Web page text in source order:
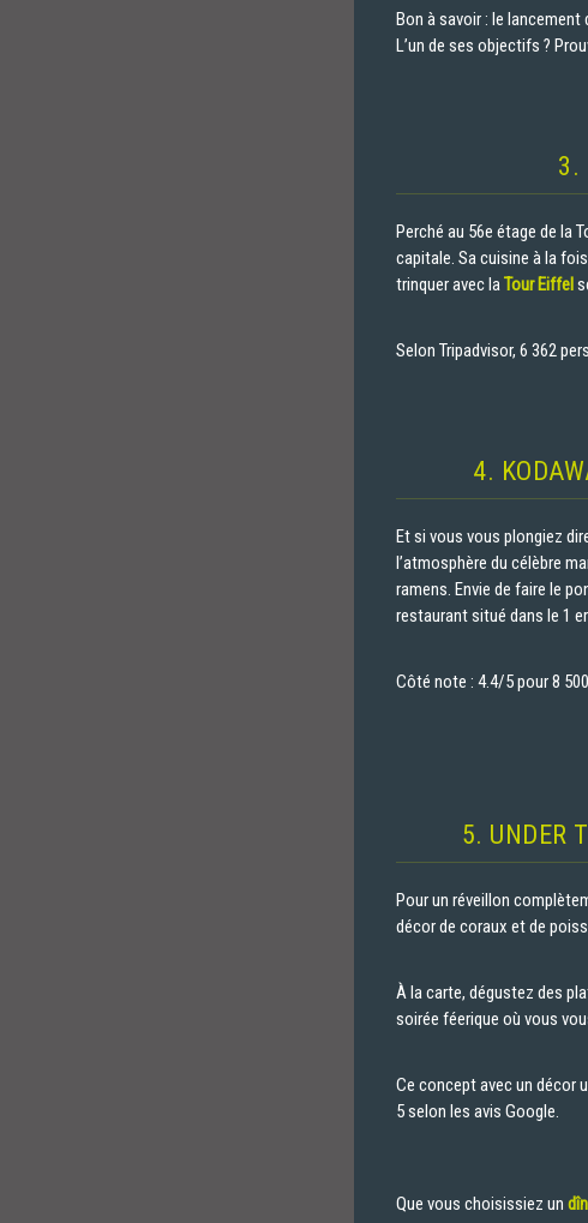
Bon à savoir : le
L’un de ses objectifs ?
3.
Perché au 56e étage de la
capitale. Sa cuisine à la
trinquer avec laTour Eiffel
​Selon Tripadvisor, 6 362
4.
Et si vous vous plongiez
l’atmosphère du célèbre
ramens. Envie de faire le
restaurant situé dans le 1
Côté note : 4.4/5 pour 8
5. UNDER
Pour un réveillon
décor de coraux et de
À la carte, dégustez des
soirée féerique où vous
Ce concept avec un décor
5 selon les avis Google.
Que vous choisissiez un